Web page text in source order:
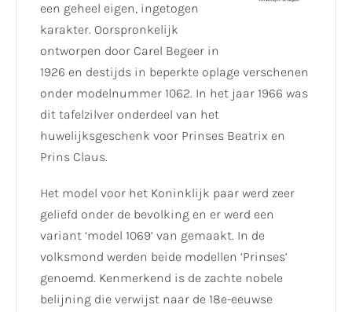
een geheel eigen, ingetogen
karakter. Oorspronkelijk
ontworpen door Carel Begeer in
1926 en destijds in beperkte oplage verschenen
onder modelnummer 1062. In het jaar 1966 was
dit tafelzilver onderdeel van het
huwelijksgeschenk voor Prinses Beatrix en
Prins Claus.
Het model voor het Koninklijk paar werd zeer
geliefd onder de bevolking en er werd een
variant ‘model 1069’ van gemaakt. In de
volksmond werden beide modellen ‘Prinses’
genoemd. Kenmerkend is de zachte nobele
belijning die verwijst naar de 18e-eeuwse